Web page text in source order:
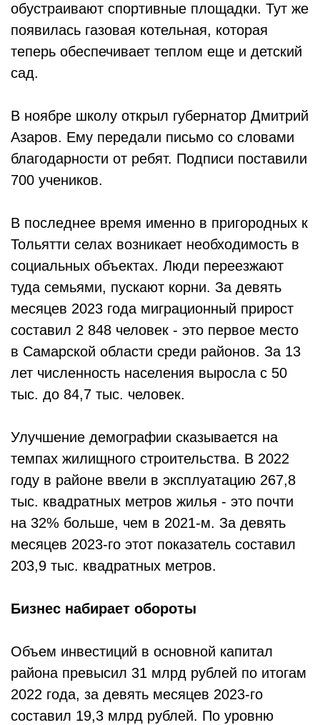
обустраивают спортивные площадки. Тут же
появилась газовая котельная, которая
теперь обеспечивает теплом еще и детский
сад.
В ноябре школу открыл губернатор Дмитрий
Азаров. Ему передали письмо со словами
благодарности от ребят. Подписи поставили
700 учеников.
В последнее время именно в пригородных к
Тольятти селах возникает необходимость в
социальных объектах. Люди переезжают
туда семьями, пускают корни. За девять
месяцев 2023 года миграционный прирост
составил 2 848 человек - это первое место
в Самарской области среди районов. За 13
лет численность населения выросла с 50
тыс. до 84,7 тыс. человек.
Улучшение демографии сказывается на
темпах жилищного строительства. В 2022
году в районе ввели в эксплуатацию 267,8
тыс. квадратных метров жилья - это почти
на 32% больше, чем в 2021-м. За девять
месяцев 2023-го этот показатель составил
203,9 тыс. квадратных метров.
Бизнес набирает обороты
Объем инвестиций в основной капитал
района превысил 31 млрд рублей по итогам
2022 года, за девять месяцев 2023-го
составил 19,3 млрд руб­лей. По уровню